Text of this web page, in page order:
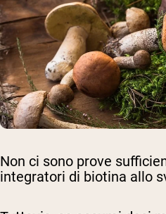
Non ci sono prove
integratori di biotina allo